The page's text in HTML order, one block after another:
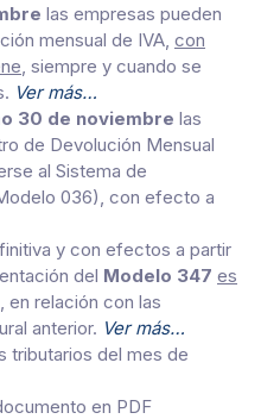
las empresas pueden
mensual de IVA, con
, siempre y cuando se
Ver más…
30 de noviembre las
de Devolución Mensual
al Sistema de
036), con efecto a
y con efectos a partir
del Modelo 347 es
en relación con las
anterior. Ver más…
tributarios del mes de
en PDF